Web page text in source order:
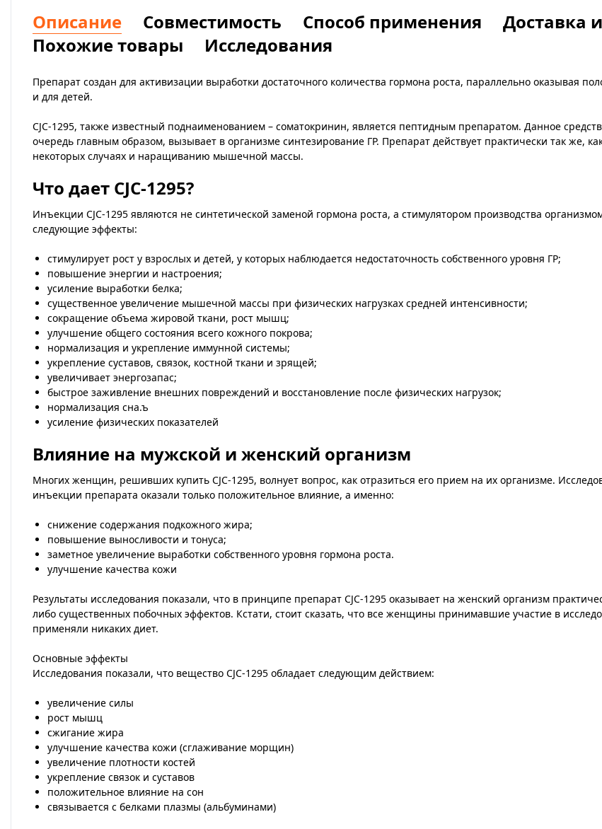
Описание Совместимость Способ применения Доставка
Похожие товары
Исследования
Препарат создан для активизации выработки достаточного количества гормона роста, параллельно оказывая
и для детей.
CJC-1295, также известный поднаименованием – соматокринин, является пептидным препаратом. Данное
очередь главным образом, вызывает в организме синтезирование ГР. Препарат действует практически так же,
некоторых случаях и наращиванию мышечной массы.
Что дает CJC-1295?
Инъекции CJC-1295 являются не синтетической заменой гормона роста, а стимулятором производства
следующие эффекты:
стимулирует рост у взрослых и детей, у которых наблюдается недостаточность собственного уровня ГР;
повышение энергии и настроения;
усиление выработки белка;
существенное увеличение мышечной массы при физических нагрузках средней интенсивности;
сокращение объема жировой ткани, рост мышц;
улучшение общего состояния всего кожного покрова;
нормализация и укрепление иммунной системы;
укрепление суставов, связок, костной ткани и зрящей;
увеличивает энергозапас;
быстрое заживление внешних повреждений и восстановление после физических нагрузок;
нормализация сна.ъ
усиление физических показателей
Влияние на мужской и женский организм
Многих женщин, решивших купить CJC-1295, волнует вопрос, как отразиться его прием на их организме.
инъекции препарата оказали только положительное влияние, а именно:
снижение содержания подкожного жира;
повышение выносливости и тонуса;
заметное увеличение выработки собственного уровня гормона роста.
улучшение качества кожи
Результаты исследования показали, что в принципе препарат CJC-1295 оказывает на женский организм
либо существенных побочных эффектов. Кстати, стоит сказать, что все женщины принимавшие участие в
применяли никаких диет.
Основные эффекты
Исследования показали, что вещество CJC-1295 обладает следующим действием:
увеличение силы
рост мышц
сжигание жира
улучшение качества кожи (сглаживание морщин)
увеличение плотности костей
укрепление связок и суставов
положительное влияние на сон
связывается с белками плазмы (альбуминами)